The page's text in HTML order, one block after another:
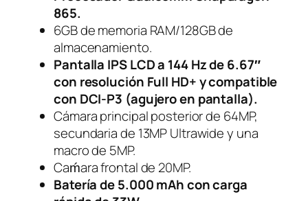
865.
6GB de memoria RAM/128GB de
almacenamiento.
Pantalla IPS LCD a 144 Hz de 6.67″
con resolución Full HD+ y compatible
con DCI-P3 (agujero en pantalla).
Cámara principal posterior de 64MP,
secundaria de 13MP Ultrawide y una
macro de 5MP.
Caḿara frontal de 20MP.
Batería de 5.000 mAh con carga